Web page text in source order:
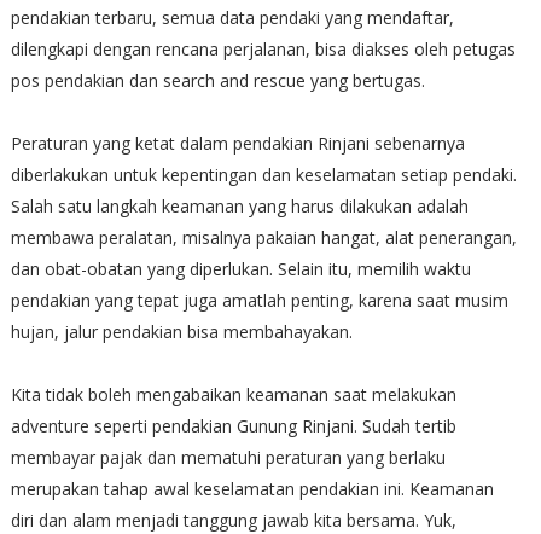
pendakian terbaru, semua data pendaki yang mendaftar,
dilengkapi dengan rencana perjalanan, bisa diakses oleh petugas
pos pendakian dan search and rescue yang bertugas.
Peraturan yang ketat dalam pendakian Rinjani sebenarnya
diberlakukan untuk kepentingan dan keselamatan setiap pendaki.
Salah satu langkah keamanan yang harus dilakukan adalah
membawa peralatan, misalnya pakaian hangat, alat penerangan,
dan obat-obatan yang diperlukan. Selain itu, memilih waktu
pendakian yang tepat juga amatlah penting, karena saat musim
hujan, jalur pendakian bisa membahayakan.
Kita tidak boleh mengabaikan keamanan saat melakukan
adventure seperti pendakian Gunung Rinjani. Sudah tertib
membayar pajak dan mematuhi peraturan yang berlaku
merupakan tahap awal keselamatan pendakian ini. Keamanan
diri dan alam menjadi tanggung jawab kita bersama. Yuk,